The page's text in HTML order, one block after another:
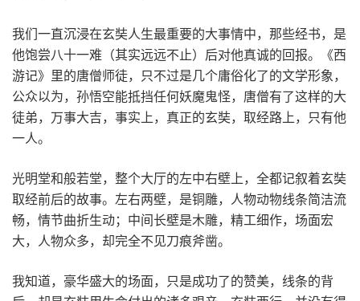
我们一直沉浸在玄奘人生最重要的大事情中，那些经书，是
他饱尝八十一难（其实远远不止）后对他真诚的回报。《西
游记》里的唐僧师徒，只不过是几个庸俗化了的文学形象，
公众以为，孙悟空能抵挡任何妖魔鬼怪，唐僧有了这样的大
徒弟，万事大吉，事实上，真正的玄奘，取经路上，只有他
一人。
光明堂和般若堂，整个大厅的左中右壁上，全都记叙着玄奘
取经前后的故事。左右两壁，是铜雕，人物动物线条简洁流
畅，情节曲折生动；中间长壁是木雕，精工细作，场面宏
大，人物众多，却完全不见刀痕斧凿。
我知道，豪华盛大的场面，只是成功了的赞美，线条的背